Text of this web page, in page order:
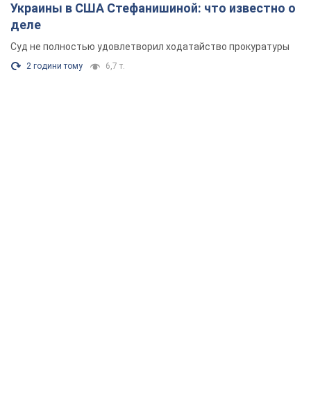
Украины в США Стефанишиной: что известно о
деле
Суд не полностью удовлетворил ходатайство прокуратуры
2 години тому 6,7 т.